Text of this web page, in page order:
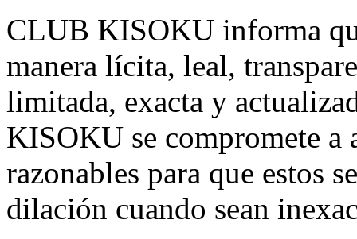
CLUB KISOKU informa
manera lícita, leal,
limitada, exacta y
KISOKU se compromete a
razonables para que estos
dilación cuando sean